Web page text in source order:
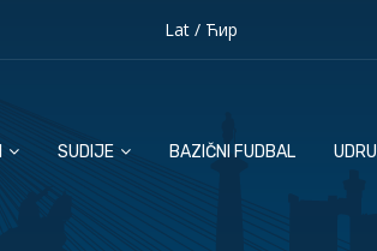
Lat/ Ћир
SUDIJE BAZIČNI FUDBAL